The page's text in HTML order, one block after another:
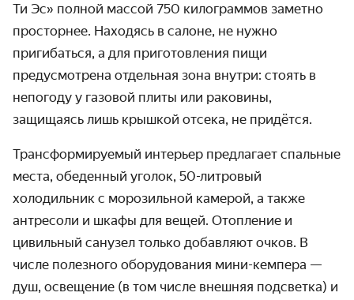
Ти Эс» полной массой 750 килограммов заметно
просторнее. Находясь в салоне, не нужно
пригибаться, а для приготовления пищи
предусмотрена отдельная зона внутри: стоять в
непогоду у газовой плиты или раковины,
защищаясь лишь крышкой отсека, не придётся.
Трансформируемый интерьер предлагает спальные
места, обеденный уголок, 50-литровый
холодильник с морозильной камерой, а также
антресоли и шкафы для вещей. Отопление и
цивильный санузел только добавляют очков. В
числе полезного оборудования мини-кемпера —
душ, освещение (в том числе внешняя подсветка) и